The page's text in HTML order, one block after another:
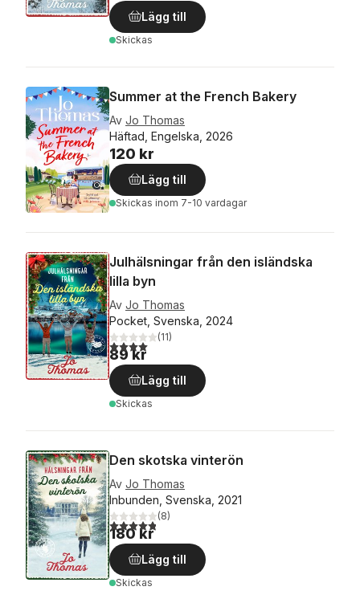
Lägg till
Skickas
Summer at the French Bakery
Av Jo Thomas
Häftad, Engelska, 2026
120 kr
Lägg till
Skickas inom 7-10 vardagar
Julhälsningar från den isländska
lilla byn
Av Jo Thomas
Pocket, Svenska, 2024
4,0utav 5 stjärnor. Totalt antal röster:
(11)
89 kr
Lägg till
Skickas
Den skotska vinterön
Av Jo Thomas
Inbunden, Svenska, 2021
4,8utav 5 stjärnor. Totalt antal röster:
(8)
180 kr
Lägg till
Skickas